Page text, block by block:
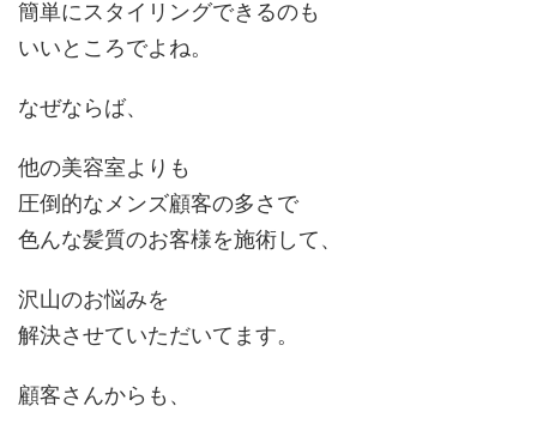
簡単にスタイリングできるのも
いいところでよね。
なぜならば、
他の美容室よりも
圧倒的なメンズ顧客の多さで
色んな髪質のお客様を施術して、
沢山のお悩みを
解決させていただいてます。
顧客さんからも、